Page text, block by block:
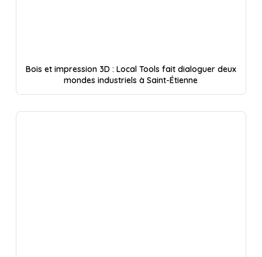
Bois et impression 3D : Local Tools fait dialoguer deux
mondes industriels à Saint-Étienne